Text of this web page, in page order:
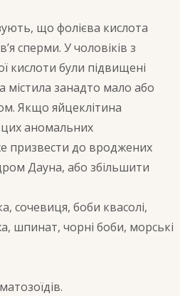
що фолієва кислота
сперми. У чоловіків з
кислоти були підвищені
містила занадто мало або
Якщо яйцеклітина
аномальних
призвести до вроджених
Дауна, або збільшити
сочевиця, боби квасолі,
шпинат, чорні боби, морські